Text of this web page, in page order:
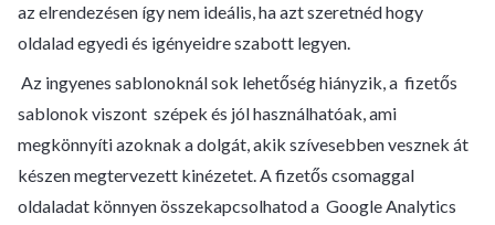
az elrendezésen így nem ideális, ha azt szeretnéd hogy
oldalad egyedi és igényeidre szabott legyen.
Az ingyenes sablonoknál sok lehetőség hiányzik, a fizetős
sablonok viszont szépek és jól használhatóak, ami
megkönnyíti azoknak a dolgát, akik szívesebben vesznek át
készen megtervezett kinézetet. A fizetős csomaggal
oldaladat könnyen összekapcsolhatod a Google Analytics